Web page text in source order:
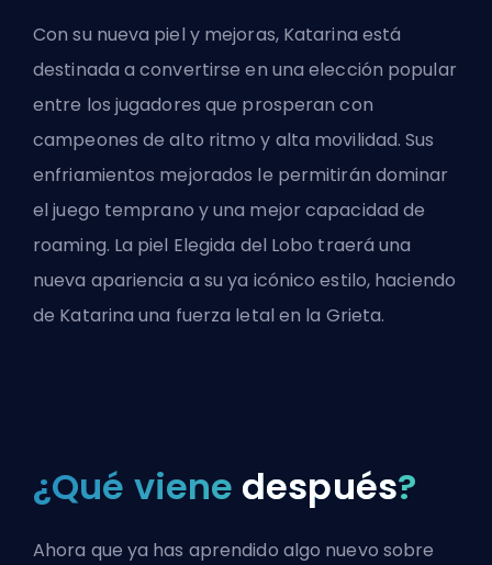
Con su nueva piel y mejoras, Katarina está
destinada a convertirse en una elección popular
entre los jugadores que prosperan con
campeones de alto ritmo y alta movilidad. Sus
enfriamientos mejorados le permitirán dominar
el juego temprano y una mejor capacidad de
roaming. La piel Elegida del Lobo traerá una
nueva apariencia a su ya icónico estilo, haciendo
de Katarina una fuerza letal en la Grieta.
¿Qué viene después?
Ahora que ya has aprendido algo nuevo sobre